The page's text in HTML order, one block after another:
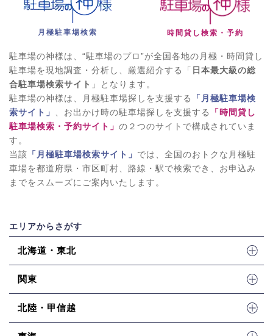
月極駐車場検索 時間貸し検索・予約
駐車場の神様は、“駐車場のプロ”が全国各地の月極・時間貸し
駐車場を現地調査・分析し、厳選紹介する「 日本最大級の総
合駐車場検索サイト 」となります。
駐車場の神様は、月極駐車場探しを支援する
「月極駐車場検
索サイト」
、お出かけ時の駐車場探しを支援する
「時間貸し
駐車場検索・予約サイト」 の２つのサイトで構成されていま
す。
当該 「月極駐車場検索サイト」 では、全国のおトクな月極駐
車場を都道府県・市区町村、路線・駅で検索でき、お申込み
までをスムーズにご案内いたします。
エリアからさがす
北海道・東北
関東
北陸・甲信越